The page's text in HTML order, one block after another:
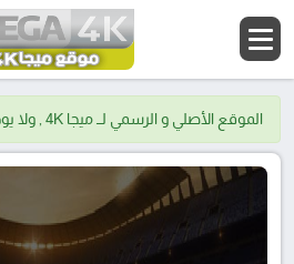
الموقع الأصلي و الرسمي لــ ميجا 4K , ولا يوجد لدينا موقع اخر.